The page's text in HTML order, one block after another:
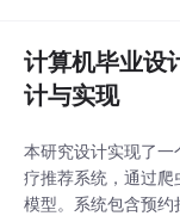
计算机毕业设
计与实现
本研究设计实现了
疗推荐系统，通过
模型。系统包含预约